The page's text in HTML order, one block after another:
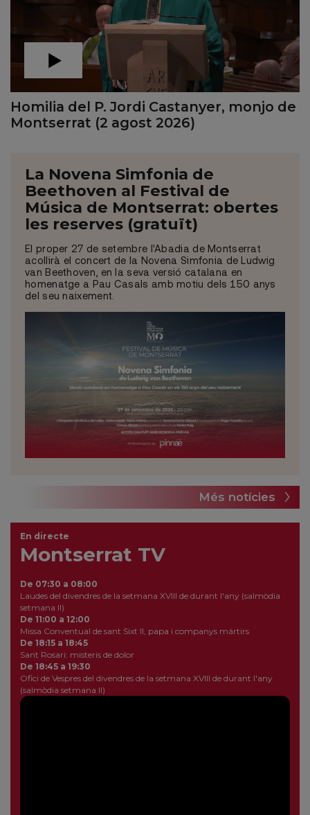
Homilia del P. Jordi Castanyer, monjo de
Montserrat (2 agost 2026)
La Novena Simfonia de
Beethoven al Festival de
Música de Montserrat: obertes
les reserves (gratuït)
El proper 27 de setembre l'Abadia de Montserrat
acollirà el concert de la Novena Simfonia de Ludwig
van Beethoven, en la seva versió catalana en
homenatge a Pau Casals amb motiu dels 150 anys
del seu naixement.
Més notícies
En directe
Montserrat TV
De 07:30 a 08:00
Laudes del divendres de la setmana XVIII de durant l'any (salmòdia
setmana II)
De 11:00 a 12:00
Missa Conventual de sant Sixt II, papa i companys màrtirs
De 18:15 a 18:45
Sant Rosari: misteris de dolor
De 18:45 a 19:30
Ofici de Vespres del divendres de la setmana XVIII de durant l'any
(salmòdia setmana II)